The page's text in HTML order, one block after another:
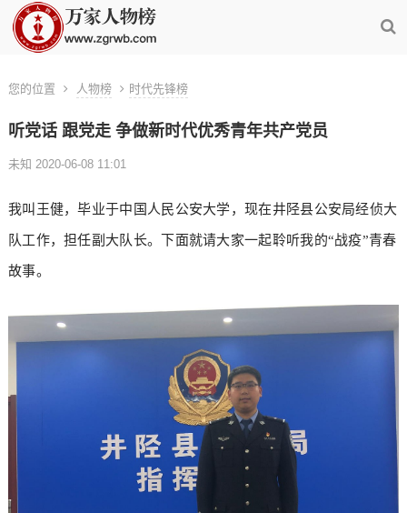
您的位置 人物榜 时代先锋榜
听党话 跟党走 争做新时代优秀青年共产党员
未知 2020-06-08 11:01
我叫王健，毕业于中国人民公安大学，现在井陉县公安局经侦大
队工作，担任副大队长。下面就请大家一起聆听我的“战疫”青春
故事。